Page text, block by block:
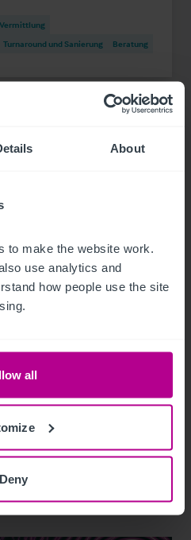
About
to make the website work.
use analytics and
how people use the site
all
Deny
Vermittlung
Turnaround und Sanierung Beratung